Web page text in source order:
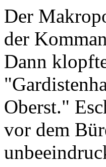
Der
der
Dann
Oberst."
vor dem